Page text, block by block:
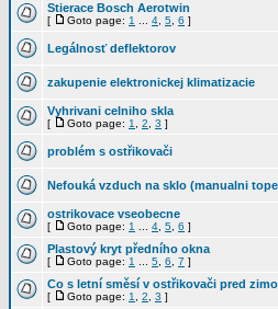
Stierace Bosch Aerotwin
[ Goto page: 1 4 5 6 ]
Legálnosť deflektorov
zakupenie elektronickej klimatizacie
Vyhrivani celniho skla
[ Goto page: 1 2 3 ]
problém s ostřikovači
Nefouká vzduch na sklo (manualni
ostrikovace vseobecne
[ Goto page: 1 4 5 6 ]
Plastový kryt předního okna
[ Goto page: 1 5 6 7 ]
Co s letní směsí v ostřikovači pred
[ Goto page: 1 2 3 ]